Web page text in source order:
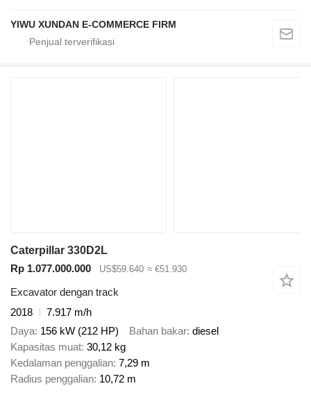
YIWU XUNDAN E-COMMERCE FIRM
Caterpillar 330D2L
Rp 1.077.000.000
US$59.640 ≈ €51.930
Excavator dengan track
2018
7.917 m/h
Daya 156 kW (212 HP) Bahan bakar diesel
Kapasitas muat 30,12 kg
Kedalaman penggalian 7,29 m
Radius penggalian 10,72 m